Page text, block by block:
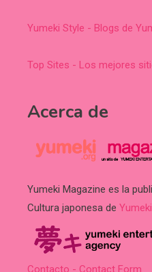
Yumeki Style - Blogs de
Top Sites - Los mejores
Acerca de
Yumeki Magazine es la
Cultura japonesa de
Contacto - Contact Form